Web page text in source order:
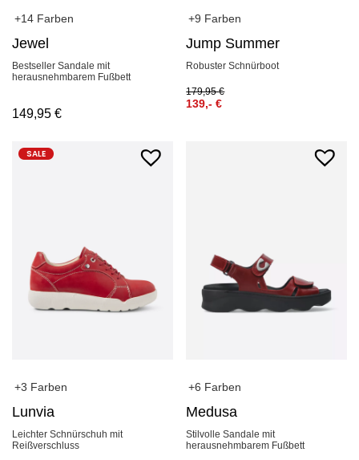
+14 Farben
Jewel
Bestseller Sandale mit
herausnehmbarem Fußbett
149,95 €
+9 Farben
Jump Summer
Robuster Schnürboot
179,95€
139,-€
SALE
+3 Farben
Lunvia
Leichter Schnürschuh mit
Reißverschluss
+6 Farben
Medusa
Stilvolle Sandale mit
herausnehmbarem Fußbett